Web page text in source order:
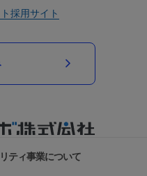
採用サイト
ティ事業について